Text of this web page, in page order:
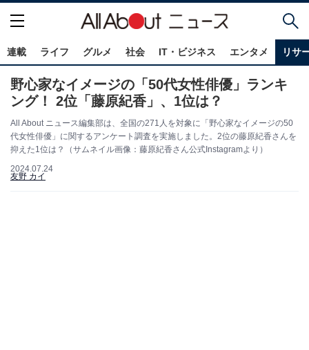
連載 ライフ グルメ 社会 IT・ビジネス エンタメ リサ
野心家なイメージの「50代女性俳優」ランキ
ング！ 2位「藤原紀香」、1位は？
All About ニュース編集部は、全国の271人を対象に「野心家なイメージの50
代女性俳優」に関するアンケート調査を実施しました。2位の藤原紀香さんを
抑えた1位は？（サムネイル画像：藤原紀香さん公式Instagramより）
2024.07.24
友野 カイ